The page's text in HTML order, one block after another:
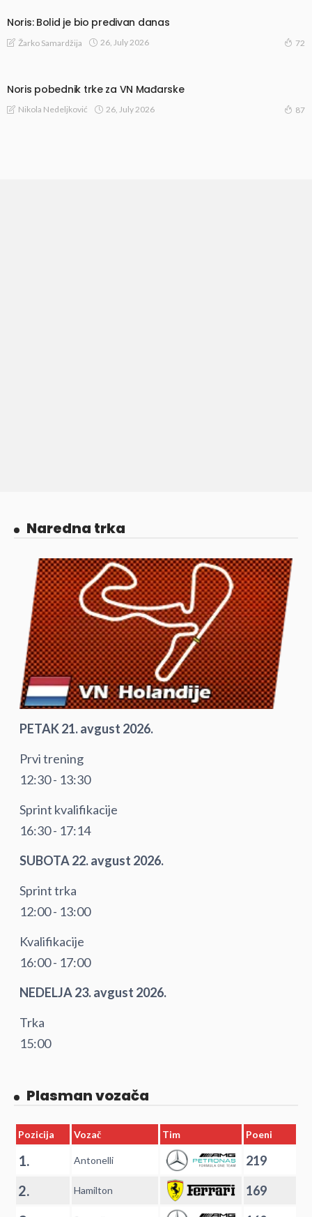
Noris: Bolid je bio predivan danas
Žarko Samardžija 26, July 2026 72
Noris pobednik trke za VN Mađarske
Nikola Nedeljković 26, July 2026 87
Naredna trka
PETAK 21. avgust 2026.
Prvi trening
12:30 - 13:30
Sprint kvalifikacije
16:30 - 17:14
SUBOTA 22. avgust 2026.
Sprint trka
12:00 - 13:00
Kvalifikacije
16:00 - 17:00
NEDELJA 23. avgust 2026.
Trka
15:00
Plasman vozača
Pozicija Vozač Tim Poeni
1. Antonelli 219
2. Hamilton 169